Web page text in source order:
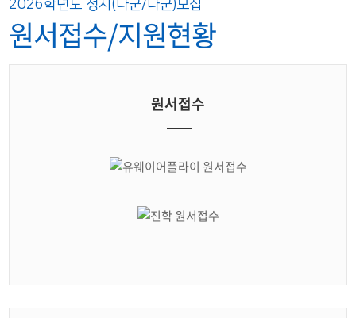
2026학년도 정시(나군/다군)모집
원서접수/지원현황
원서접수